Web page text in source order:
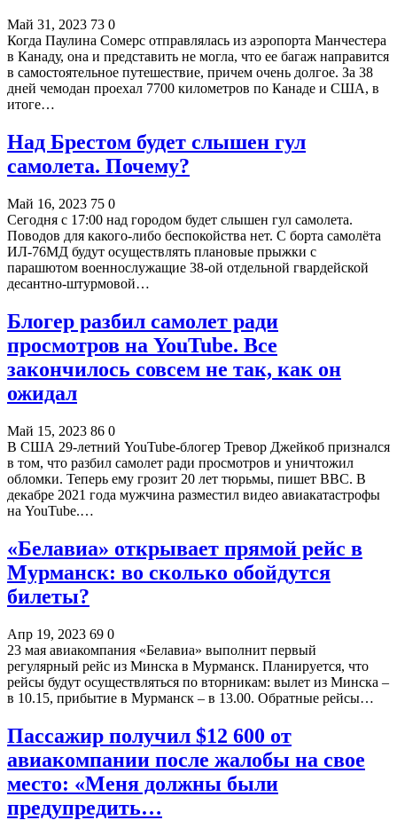
Май 31, 2023 73 0
Когда Паулина Сомерс отправлялась из аэропорта Манчестера
в Канаду, она и представить не могла, что ее багаж направится
в самостоятельное путешествие, причем очень долгое. За 38
дней чемодан проехал 7700 километров по Канаде и США, в
итоге…
Над Брестом будет слышен гул
самолета. Почему?
Май 16, 2023 75 0
Сегодня с 17:00 над городом будет слышен гул самолета.
Поводов для какого-либо беспокойства нет. С борта самолёта
ИЛ-76МД будут осуществлять плановые прыжки с
парашютом военнослужащие 38-ой отдельной гвардейской
десантно-штурмовой…
Блогер разбил самолет ради
просмотров на YouTube. Все
закончилось совсем не так, как он
ожидал
Май 15, 2023 86 0
В США 29-летний YouTube-блогер Тревор Джейкоб признался
в том, что разбил самолет ради просмотров и уничтожил
обломки. Теперь ему грозит 20 лет тюрьмы, пишет BBC. В
декабре 2021 года мужчина разместил видео авиакатастрофы
на YouTube.…
«Белавиа» открывает прямой рейс в
Мурманск: во сколько обойдутся
билеты?
Апр 19, 2023 69 0
23 мая авиакомпания «Белавиа» выполнит первый
регулярный рейс из Минска в Мурманск. Планируется, что
рейсы будут осуществляться по вторникам: вылет из Минска –
в 10.15, прибытие в Мурманск – в 13.00. Обратные рейсы…
Пассажир получил $12 600 от
авиакомпании после жалобы на свое
место: «Меня должны были
предупредить…